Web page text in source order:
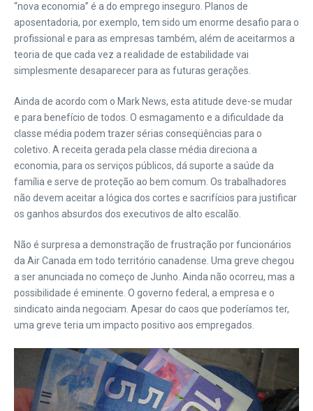
“nova economia” é a do emprego inseguro. Planos de
aposentadoria, por exemplo, tem sido um enorme desafio para o
profissional e para as empresas também, além de aceitarmos a
teoria de que cada vez a realidade de estabilidade vai
simplesmente desaparecer para as futuras gerações.
Ainda de acordo com o Mark News, esta atitude deve-se mudar
e para benefício de todos. O esmagamento e a dificuldade da
classe média podem trazer sérias conseqüências para o
coletivo. A receita gerada pela classe média direciona a
economia, para os serviços públicos, dá suporte a saúde da
família e serve de proteção ao bem comum. Os trabalhadores
não devem aceitar a lógica dos cortes e sacrifícios para justificar
os ganhos absurdos dos executivos de alto escalão.
Não é surpresa a demonstração de frustração por funcionários
da Air Canada em todo território canadense. Uma greve chegou
a ser anunciada no começo de Junho. Ainda não ocorreu, mas a
possibilidade é eminente. O governo federal, a empresa e o
sindicato ainda negociam. Apesar do caos que poderíamos ter,
uma greve teria um impacto positivo aos empregados.